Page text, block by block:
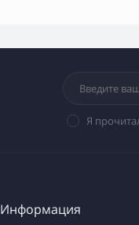
Я
Информация